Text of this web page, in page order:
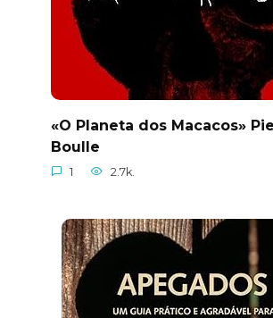
«O Planeta dos Macacos»
Boulle
1 2.7k.